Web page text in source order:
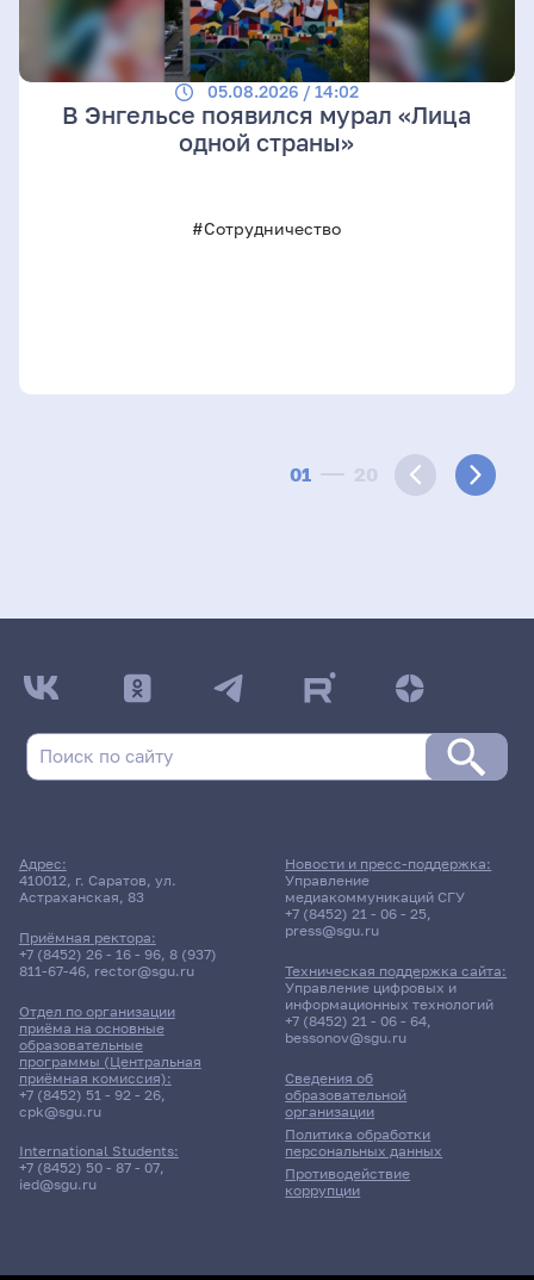
01 20
05.08.2026 / 14:02
В Энгельсе появился мурал «Лица
одной страны»
#Сотрудничество
Адрес:
410012, г. Саратов, ул.
Астраханская, 83
Приёмная ректора:
+7 (8452) 26 - 16 - 96, 8 (937)
811-67-46, rector@sgu.ru
Отдел по организации
приёма на основные
образовательные
программы (Центральная
приёмная комиссия):
+7 (8452) 51 - 92 - 26,
cpk@sgu.ru
International Students:
+7 (8452) 50 - 87 - 07,
ied@sgu.ru
Сведения об
образовательной
организации
Политика обработки
персональных данных
Противодействие
коррупции
Новости и пресс-поддержка:
Управление
медиакоммуникаций СГУ
+7 (8452) 21 - 06 - 25,
press@sgu.ru
Техническая поддержка сайта:
Управление цифровых и
информационных технологий
+7 (8452) 21 - 06 - 64,
bessonov@sgu.ru